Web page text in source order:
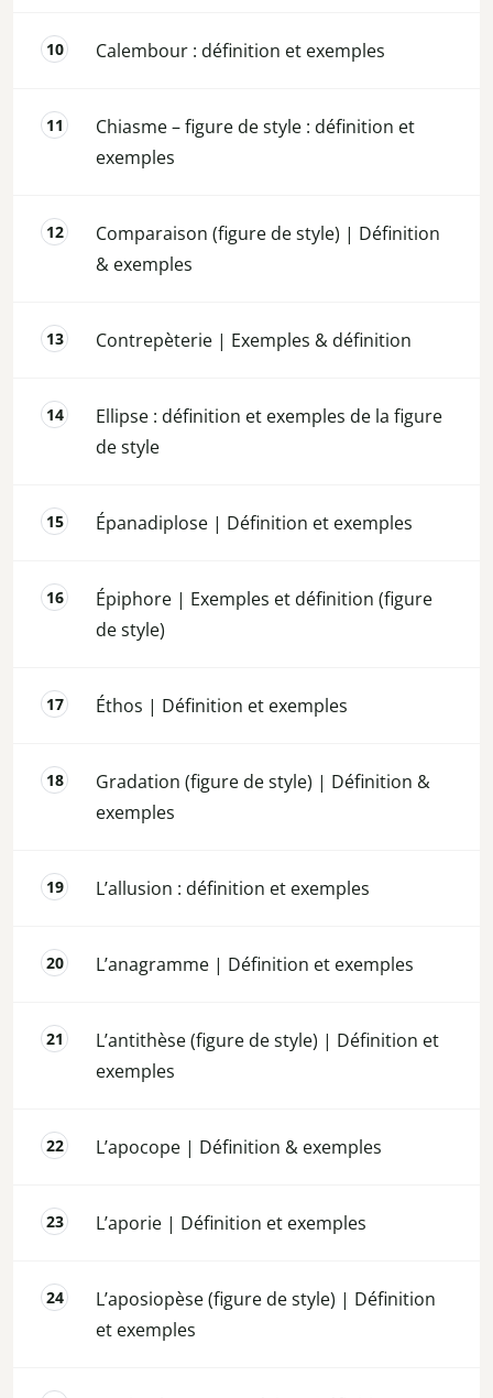
Calembour : définition et exemples
Chiasme – figure de style : définition et
exemples
Comparaison (figure de style) | Définition
& exemples
Contrepèterie | Exemples & définition
Ellipse : définition et exemples de la figure
de style
Épanadiplose | Définition et exemples
Épiphore | Exemples et définition (figure
de style)
Éthos | Définition et exemples
Gradation (figure de style) | Définition &
exemples
L’allusion : définition et exemples
L’anagramme | Définition et exemples
L’antithèse (figure de style) | Définition et
exemples
L’apocope | Définition & exemples
L’aporie | Définition et exemples
L’aposiopèse (figure de style) | Définition
et exemples